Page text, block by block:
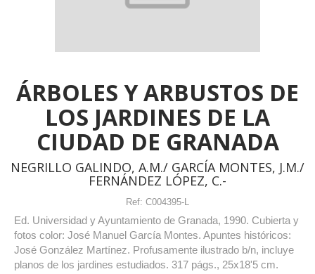
ÁRBOLES Y ARBUSTOS DE
LOS JARDINES DE LA
CIUDAD DE GRANADA
NEGRILLO GALINDO, A.M./ GARCÍA MONTES, J.M./
FERNÁNDEZ LÓPEZ, C.-
Ref: C004395-L
Ed. Universidad y Ayuntamiento de Granada, 1990. Cubierta y
fotos color: José Manuel García Montes. Apuntes históricos:
José González Martínez. Profusamente ilustrado b/n, incluye
planos de los jardines estudiados. 317 págs., 25x18'5 cm.